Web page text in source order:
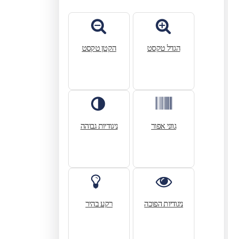
הגדל טקסט הקטן טקסט
גווני אפור ניגודיות גבוהה
ניגודיות הפוכה רקע בהיר